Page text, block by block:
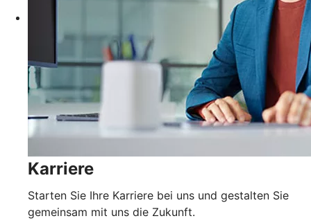
Karriere
Starten Sie Ihre Karriere bei uns und gestalten Sie
gemeinsam mit uns die Zukunft.